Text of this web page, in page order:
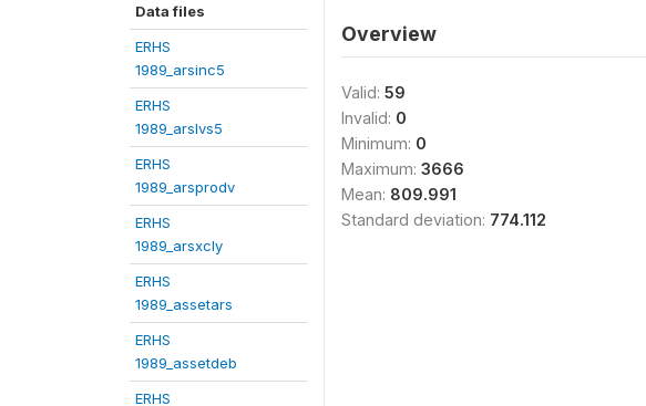
Data files
ERHS
1989_arsinc5
ERHS
1989_arslvs5
ERHS
1989_arsprodv
ERHS
1989_arsxcly
ERHS
1989_assetars
ERHS
1989_assetdeb
ERHS
Overview
Valid: 59
Invalid: 0
Minimum: 0
Maximum: 3666
Mean: 809.991
Standard deviation: 774.112